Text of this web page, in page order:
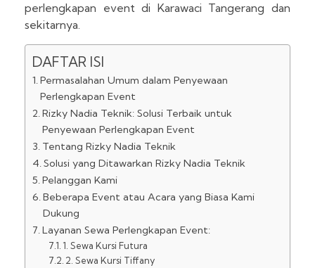
perlengkapan event di Karawaci Tangerang dan
sekitarnya.
DAFTAR ISI
Permasalahan Umum dalam Penyewaan
Perlengkapan Event
Rizky Nadia Teknik: Solusi Terbaik untuk
Penyewaan Perlengkapan Event
Tentang Rizky Nadia Teknik
Solusi yang Ditawarkan Rizky Nadia Teknik
Pelanggan Kami
Beberapa Event atau Acara yang Biasa Kami
Dukung
Layanan Sewa Perlengkapan Event:
1. Sewa Kursi Futura
2. Sewa Kursi Tiffany